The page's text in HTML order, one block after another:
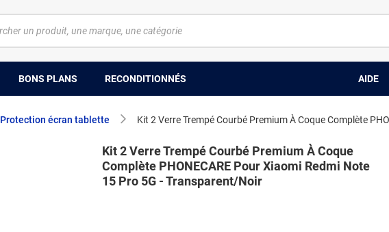
BONS PLANS RECONDITIONNÉS AIDE
Protection écran tablette
Kit 2 Verre Trempé Courbé Premium À Coque
Complète PHONECARE Pour Xiaomi Redmi Note
15 Pro 5G - Transparent/Noir